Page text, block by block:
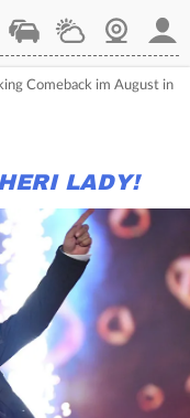
VerkehrWetterWebcam
Comeback im August in
LADY!